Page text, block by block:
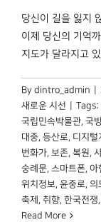
당신이 길을 잃지
이제 당신의 기억
지도가 달라지고
By dintro_admin
새로운 시선
Tags:
국립민속박물관, 국
대중, 등산로, 디지털
번화가, 보존, 복원,
숭례문, 스마트폰, 아
위치정보, 윤중로, 의
축제 , 취향, 한국전쟁,
Read More